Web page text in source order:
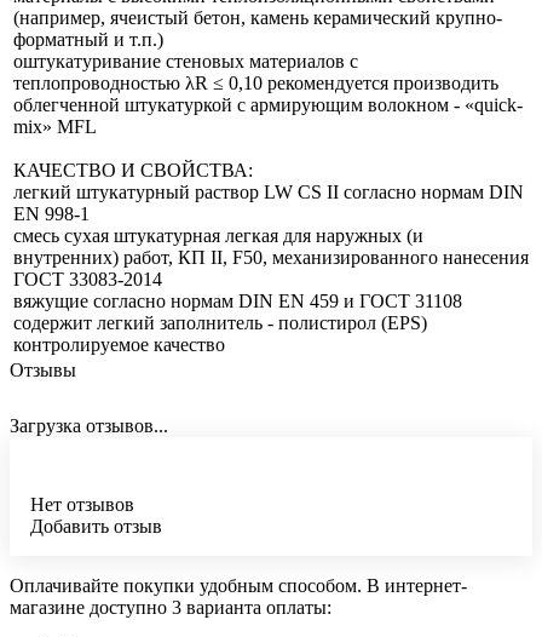
(например, ячеистый бетон, камень керамический крупно-
форматный и т.п.)
оштукатуривание стеновых материалов с
теплопроводностью λR ≤ 0,10 рекомендуется производить
облегченной штукатуркой с армирующим волокном - «quick-
mix» MFL
КАЧЕСТВО И СВОЙСТВА:
легкий штукатурный раствор LW CS II согласно нормам DIN
EN 998-1
смесь сухая штукатурная легкая для наружных (и
внутренних) работ, КП II, F50, механизированного нанесения
ГОСТ 33083-2014
вяжущие согласно нормам DIN EN 459 и ГОСТ 31108
содержит легкий заполнитель - полистирол (EPS)
контролируемое качество
Отзывы
Загрузка отзывов...
Нет отзывов
Добавить отзыв
Оплачивайте покупки удобным способом. В интернет-
магазине доступно 3 варианта оплаты: